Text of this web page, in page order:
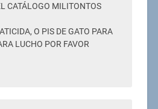
CATÁLOGO MILITONTOS
O PIS DE GATO PARA
LUCHO POR FAVOR